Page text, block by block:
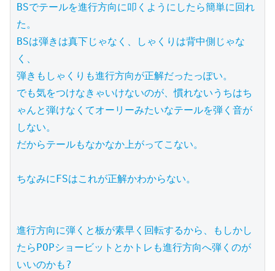
BSでテールを進行方向に叩くようにしたら簡単に回れ
た。
BSは弾きは真下じゃなく、しゃくりは背中側じゃな
く、
弾きもしゃくりも進行方向が正解だったっぽい。
でも気をつけなきゃいけないのが、慣れないうちはち
ゃんと弾けなくてオーリーみたいなテールを弾く音が
しない。
だからテールもなかなか上がってこない。
ちなみにFSはこれが正解かわからない。
進行方向に弾くと板が素早く回転するから、もしかし
たらPOPショービットとかトレも進行方向へ弾くのが
いいのかも?